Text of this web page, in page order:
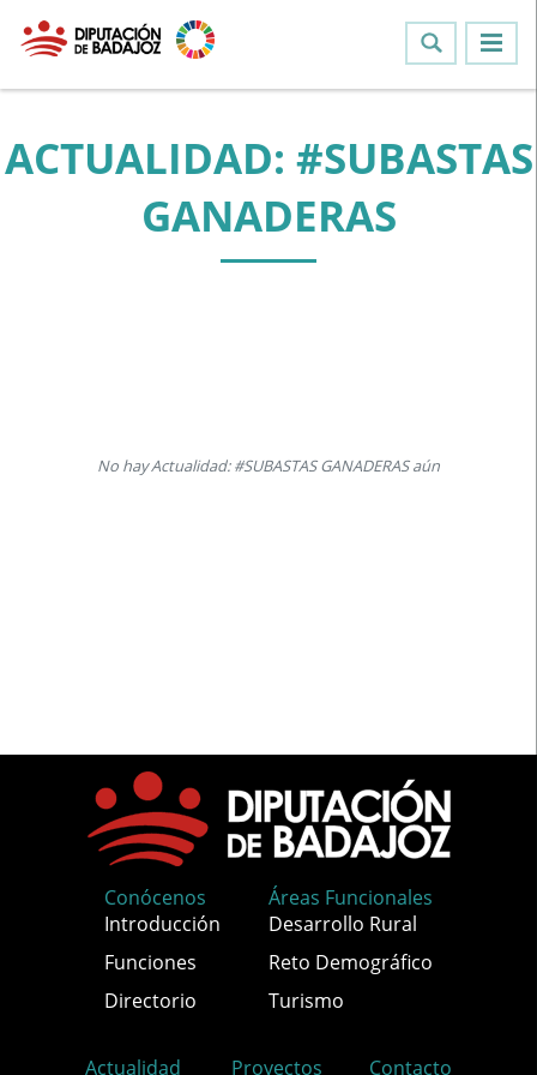
ACTUALIDAD: #SUBASTAS
GANADERAS
No hay Actualidad: #SUBASTAS GANADERAS aún
Conócenos
Introducción
Funciones
Directorio
Áreas Funcionales
Desarrollo Rural
Reto Demográfico
Turismo
Actualidad Proyectos Contacto